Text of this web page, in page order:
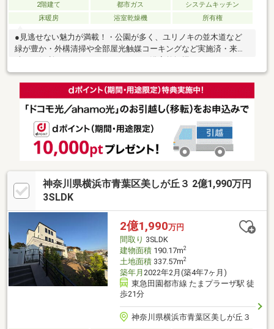
2階建て 都市ガス
システムキッチン
床暖房
浴室乾燥機 所有権
●見逃せない魅力が満載！・公園が多く、ユリノキの並木道など
緑が豊か・外構清掃や全部屋光触媒コーキングなど実施済・来客
チンなど設備充実・足元からやさしくリビングを暖める床暖房も
完備実際にご覧いただくと、きっとお気に入りいただけると思い
ます。ぜひこの機会に現地をご覧ください。使い勝手と機能性を
兼ね備えた、満足度の高い住まいです。◇キッズコーナー完備◇
払いプランをご提案します■
神奈川県横浜市青葉区美しが丘３ 2億1,990万円
3SLDK
2億1,990万円
間取り 3SLDK
建物面積190.17m2
土地面積337.57m2
築年月 2022年2月(築4年7ヶ月)
東急田園都市線 たまプラーザ駅 徒
歩21分
神奈川県横浜市青葉区美しが丘３